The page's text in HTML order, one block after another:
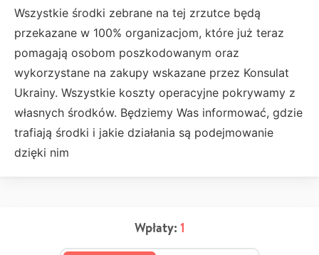
Wszystkie środki zebrane na tej zrzutce będą
przekazane w 100% organizacjom, które już teraz
pomagają osobom poszkodowanym oraz
wykorzystane na zakupy wskazane przez Konsulat
Ukrainy. Wszystkie koszty operacyjne pokrywamy z
własnych środków. Będziemy Was informować, gdzie
trafiają środki i jakie działania są podejmowanie
dzięki nim
Wpłaty: 1